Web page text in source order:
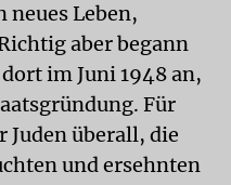
Leben,
aber begann
im Juni 1948 an,
Für
Juden überall, die
und ersehnten